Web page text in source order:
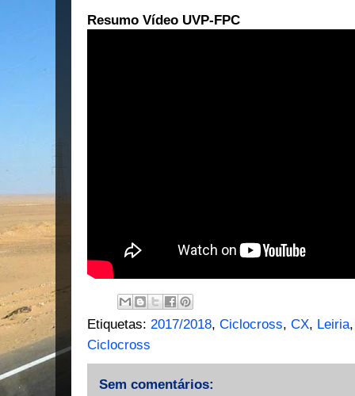
Resumo Vídeo UVP-FPC
Etiquetas: 2017/2018, Ciclocross, CX, Leiria
Ciclocross
Sem comentários: